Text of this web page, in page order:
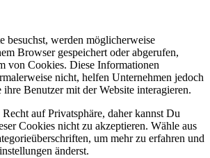
besuchst, werden möglicherweise
Browser gespeichert oder abgerufen,
von Cookies. Diese Informationen
nicht, helfen Unternehmen jedoch
Benutzer mit der Website interagieren.
auf Privatsphäre, daher kannst Du
Cookies nicht zu akzeptieren. Wähle aus
um mehr zu erfahren und
änderst.